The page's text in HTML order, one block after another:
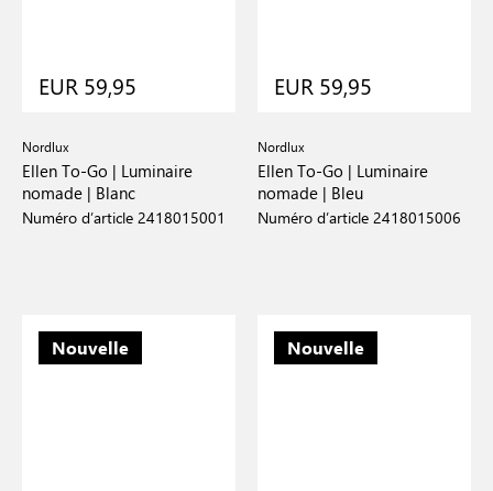
EUR 59,95
Nordlux
Ellen To-Go | Luminaire
nomade | Blanc
Numéro d’article 2418015001
EUR 59,95
Nordlux
Ellen To-Go | Luminaire
nomade | Bleu
Numéro d’article 2418015006
Nouvelle Nouvelle